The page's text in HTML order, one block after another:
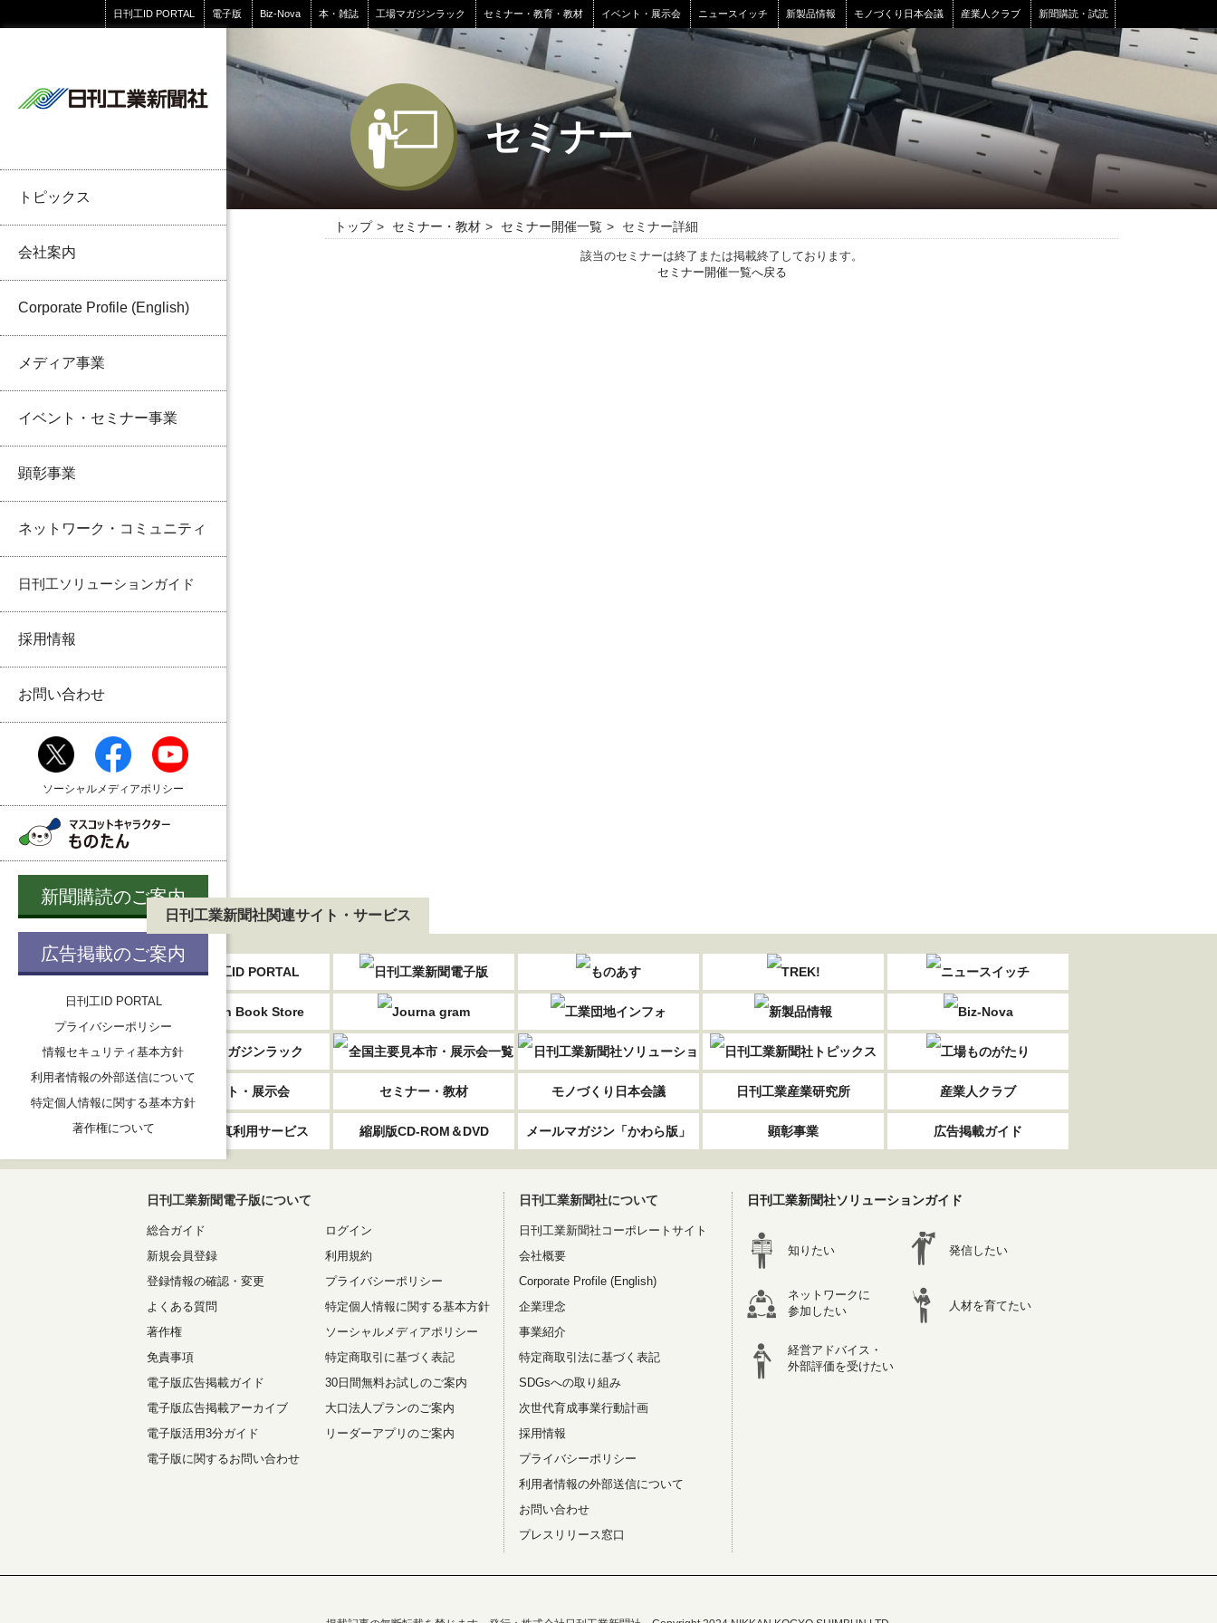
日刊工ID PORTAL 電子版 Biz-Nova 本・雑誌 工場マガジンラック セミナー・教育・教材 イベント・展示会 ニュースイッチ 新製品情報 モノづくり日本会議 産業人クラブ 新聞購読・試読
トピックス
会社案内
Corporate Profile (English)
メディア事業
イベント・セミナー事業
顕彰事業
ネットワーク・コミュニティ
日刊工ソリューションガイド
採用情報
お問い合わせ
ソーシャルメディアポリシー
新聞購読のご案内
広告掲載のご案内
日刊工ID PORTAL
プライバシーポリシー
情報セキュリティ基本方針
利用者情報の外部送信について
特定個人情報に関する基本方針
著作権について
セミナー
トップ セミナー・教材 セミナー開催一覧 セミナー詳細
該当のセミナーは終了または掲載終了しております。
セミナー開催一覧へ戻る
日刊工業新聞社関連サイト・サービス
イベント・展示会 セミナー・教材 モノづくり日本会議 日刊工業産業研究所 産業人クラブ
記事・写真利用サービス 縮刷版CD-ROM＆DVD メールマガジン「かわら版」 顕彰事業 広告掲載ガイド
日刊工業新聞電子版について
総合ガイド
ログイン
新規会員登録
利用規約
登録情報の確認・変更
プライバシーポリシー
よくある質問
特定個人情報に関する基本方針
著作権
ソーシャルメディアポリシー
免責事項
特定商取引に基づく表記
電子版広告掲載ガイド
30日間無料お試しのご案内
電子版広告掲載アーカイブ
大口法人プランのご案内
電子版活用3分ガイド
リーダーアプリのご案内
電子版に関するお問い合わせ
日刊工業新聞社について
日刊工業新聞社コーポレートサイト
会社概要
Corporate Profile (English)
企業理念
事業紹介
特定商取引法に基づく表記
SDGsへの取り組み
次世代育成事業行動計画
採用情報
プライバシーポリシー
利用者情報の外部送信について
お問い合わせ
プレスリリース窓口
日刊工業新聞社ソリューションガイド
知りたい 発信したい
ネットワークに
参加したい
人材を育てたい
経営アドバイス・
外部評価を受けたい